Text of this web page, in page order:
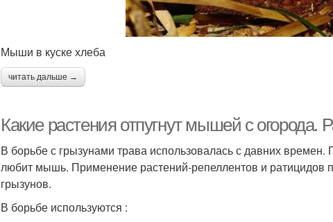
Мыши в куске хлеба
читать дальше →
Какие растения отпугнут мышей с
В борьбе с грызунами трава использовалась с давних времен.
любит мышь. Применение растений-репеллентов и ратицидов
грызунов.
В борьбе используются :